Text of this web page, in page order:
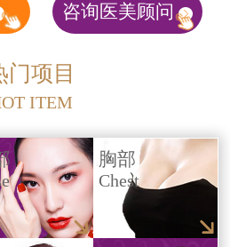
咨询医美顾问
门项目
ITEM
胸部
Chest